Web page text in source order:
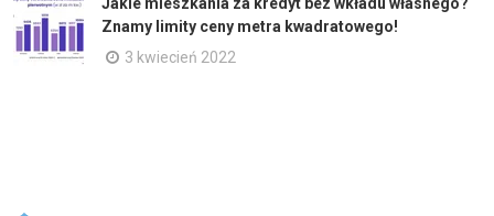
Znamy limity ceny metra kwadratowego!
3 kwiecień 2022